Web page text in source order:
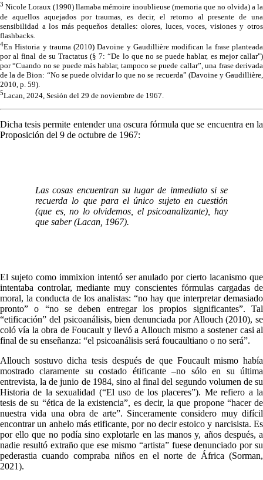
3 Nicole Loraux (1990) llamaba mémoire inoublieuse (memoria que no olvida) a la
de aquellos aquejados por traumas, es decir, el retorno al presente de una
sensibilidad a los más pequeños detalles: olores, luces, voces, visiones y otros
flashbacks.
4En Historia y trauma (2010) Davoine y Gaudillière modifican la frase planteada
por al final de su Tractatus (§ 7: “De lo que no se puede hablar, es mejor callar")
por “Cuando no se puede más hablar, tampoco se puede callar”, una frase derivada
de la de Bion: “No se puede olvidar lo que no se recuerda” (Davoine y Gaudillière,
2010, p. 59).
5Lacan, 2024, Sesión del 29 de noviembre de 1967.
Dicha tesis permite entender una oscura fórmula que se encuentra en la
Proposición del 9 de octubre de 1967:
Las cosas encuentran su lugar de inmediato si se
recuerda lo que para el único sujeto en cuestión
(que es, no lo olvidemos, el psicoanalizante), hay
que saber (Lacan, 1967).
El sujeto como immixion intentó ser anulado por cierto lacanismo que
intentaba controlar, mediante muy conscientes fórmulas cargadas de
moral, la conducta de los analistas: “no hay que interpretar demasiado
pronto” o “no se deben entregar los propios significantes”. Tal
“etificación” del psicoanálisis, bien denunciada por Allouch (2010), se
coló vía la obra de Foucault y llevó a Allouch mismo a sostener casi al
final de su enseñanza: “el psicoanálisis será foucaultiano o no será”.
Allouch sostuvo dicha tesis después de que Foucault mismo había
mostrado claramente su costado étificante –no sólo en su última
entrevista, la de junio de 1984, sino al final del segundo volumen de su
Historia de la sexualidad (“El uso de los placeres”). Me refiero a la
tesis de su “ética de la existencia”, es decir, la que propone “hacer de
nuestra vida una obra de arte”. Sinceramente considero muy difícil
encontrar un anhelo más etificante, por no decir estoico y narcisista. Es
por ello que no podía sino explotarle en las manos y, años después, a
nadie resultó extraño que ese mismo “artista” fuese denunciado por su
pederastia cuando compraba niños en el norte de África (Sorman,
2021).